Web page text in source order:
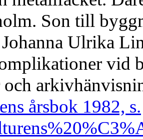
Son till
Ulrika
vid
årsbok 1982, s.